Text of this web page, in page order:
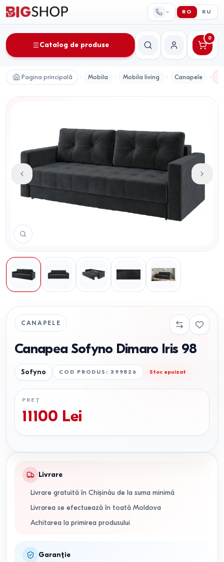
RO RU
Catalog de produse
CăutareContul meu
0
Pagina principală Mobila Mobila living Canapele
CANAPELE
Canapea Sofyno Dimaro Iris 98
Sofyno COD PRODUS :399826 Stoc epuizat
PREȚ
11100 Lei
Livrare
Livrare gratuită în Chișinău de la suma minimă
Livrarea se efectuează în toată Moldova
Achitarea la primirea produsului
Garanție